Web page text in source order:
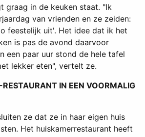
graag in de keuken staat. "Ik
van vrienden en ze zeiden:
feestelijk uit'. Het idee dat ik het
is pas de avond daarvoor
een paar uur stond de hele tafel
lekker eten", vertelt ze.
IN EEN VOORMALIG
ze dat ze in haar eigen huis
Het huiskamerrestaurant heeft